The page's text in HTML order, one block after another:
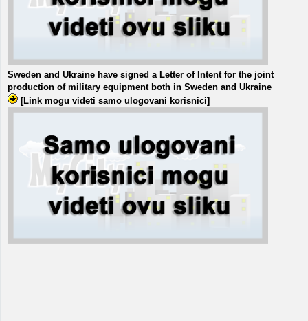
Sweden and Ukraine have signed a Letter of Intent for the joint
production of military equipment both in Sweden and Ukraine
[Link mogu videti samo ulogovani korisnici]